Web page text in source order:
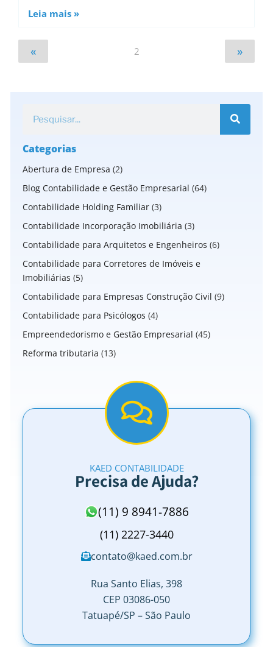
Leia mais »
« 2 »
Categorias
Abertura de Empresa (2)
Blog Contabilidade e Gestão Empresarial (64)
Contabilidade Holding Familiar (3)
Contabilidade Incorporação Imobiliária (3)
Contabilidade para Arquitetos e Engenheiros (6)
Contabilidade para Corretores de Imóveis e
Imobiliárias (5)
Contabilidade para Empresas Construção Civil (9)
Contabilidade para Psicólogos (4)
Empreendedorismo e Gestão Empresarial (45)
Reforma tributaria (13)
KAED CONTABILIDADE
Precisa de Ajuda?
(11) 9 8941-7886
(11) 2227-3440
contato@kaed.com.br
Rua Santo Elias, 398
CEP 03086-050
Tatuapé/SP – São Paulo